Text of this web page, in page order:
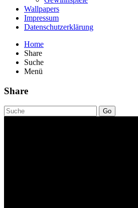
Wallpapers
Impressum
Datenschutzerklärung
Home
Share
Suche
Menü
Share
Go